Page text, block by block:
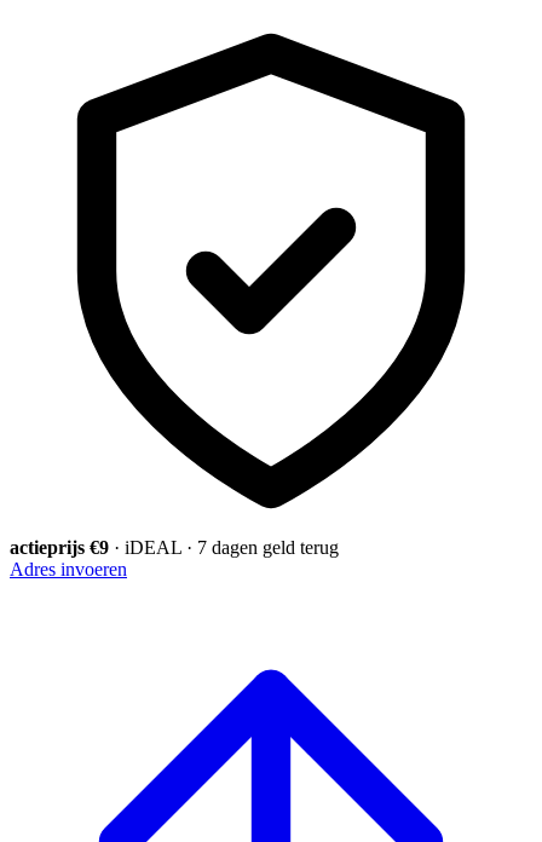
actieprijs €9 · iDEAL · 7 dagen geld terug
Adres invoeren